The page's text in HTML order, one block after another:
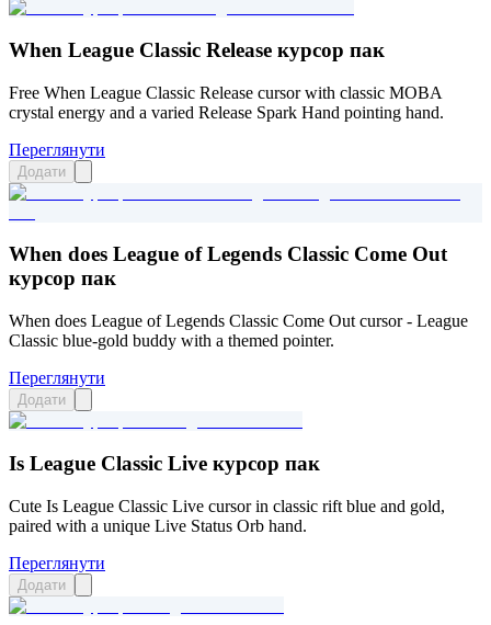
When League Classic Release курсор пак
Free When League Classic Release cursor with classic MOBA
crystal energy and a varied Release Spark Hand pointing hand.
Переглянути
Додати
When does League of Legends Classic Come Out
курсор пак
When does League of Legends Classic Come Out cursor - League
Classic blue-gold buddy with a themed pointer.
Переглянути
Додати
Is League Classic Live курсор пак
Cute Is League Classic Live cursor in classic rift blue and gold,
paired with a unique Live Status Orb hand.
Переглянути
Додати